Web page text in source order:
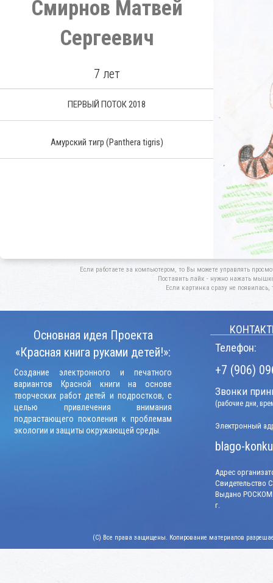
Смирнов Матвей
Сергеевич
7 лет
ПЕРВЫЙ ПОТОК 2018
Амурский тигр (Panthera tigris)
Если работаете за компьютером, то Вы можете управлять
Поставить лайк - нужно нажать
Если картинка сразу не появилась,
Основная идея Проекта
«Красная книга руками детей!»:
Создание электронного и печатного
вариантов Красной книги на основе
творческих работ детей и подростков, с
целью привлечения внимания
подрастающего поколения к проблемам
экологии и защиты окружающей среды.
Телефон:
+7 (906)
Звонки
(рабочие дни,
Электронный
blago-
Адрес
Свидетельство
Выдано
г.
(C) Все права защищены. Копирование материалов